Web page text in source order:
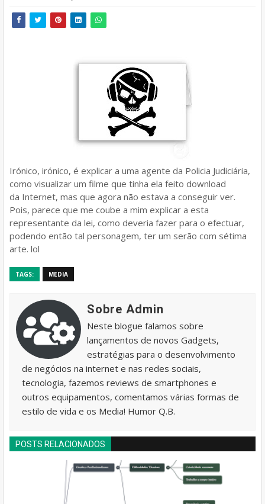
Irónico, irónico, é explicar a uma agente da Policia Judiciária,
como visualizar um filme que tinha ela feito download
da Internet, mas que agora não estava a conseguir ver.
Pois, parece que me coube a mim explicar a esta
representante da lei, como deveria fazer para o efectuar,
podendo então tal personagem, ter um serão com sétima
arte. lol
TAGS: MEDIA
Sobre Admin
Neste blogue falamos sobre
lançamentos de novos Gadgets,
estratégias para o desenvolvimento
de negócios na internet e nas redes sociais,
tecnologia, fazemos reviews de smartphones e
outros equipamentos, comentamos várias formas de
estilo de vida e os Media! Humor Q.B.
POSTS RELACIONADOS